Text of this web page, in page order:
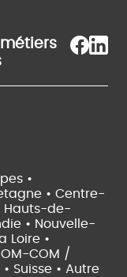
•
• Centre-
Hauts-de-
• Nouvelle-
Loire •
COM /
Suisse • Autre